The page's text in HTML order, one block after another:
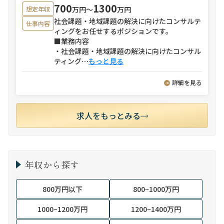
想定年収 700万円〜1300万円
仕事内容 社会課題・地域課題の解決に向けたコンサルテ
ィングをお任せするポジションです。
■業務内容
・社会課題・地域課題の解決に向けたコンサル
ティング⋯もっと見る
詳細を見る
求人をもっとみる
年収から探す
800万円以下
800~1000万円
1000~1200万円
1200~1400万円